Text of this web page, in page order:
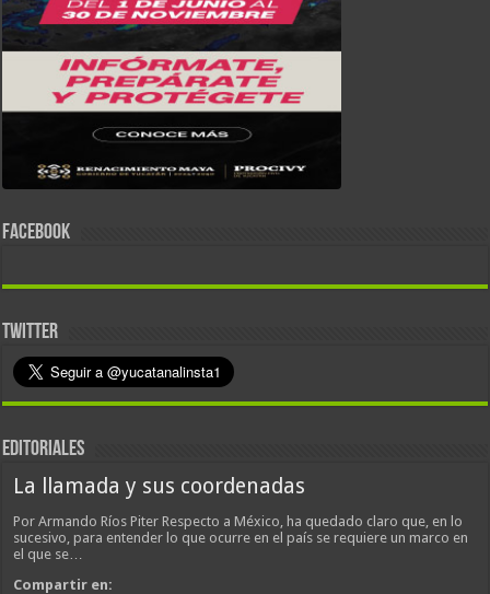
FACEBOOK
TWITTER
EDITORIALES
La llamada y sus coordenadas
Por Armando Ríos Piter Respecto a México, ha quedado claro que, en lo
sucesivo, para entender lo que ocurre en el país se requiere un marco en
el que se…
Compartir en: